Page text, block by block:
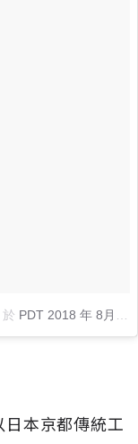
於 PDT 2018 年 8月 月 23 日 上午 1:19
本京都傳統工